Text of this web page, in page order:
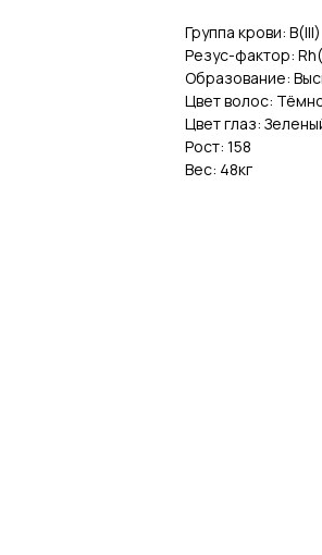
Группа крови: В(III)
Резус-фактор:
Образование:
Цвет волос:
Цвет глаз:
Рост: 158
Вес: 48кг